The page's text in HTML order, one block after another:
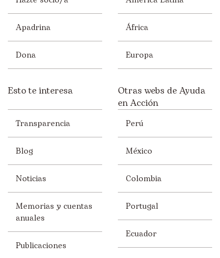
Apadrina
Dona
África
Europa
Esto te interesa
Transparencia
Blog
Noticias
Memorias y cuentas
anuales
Publicaciones
Otras webs de Ayuda
en Acción
Perú
México
Colombia
Portugal
Ecuador